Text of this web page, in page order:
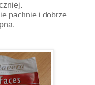
pachnie i dobrze